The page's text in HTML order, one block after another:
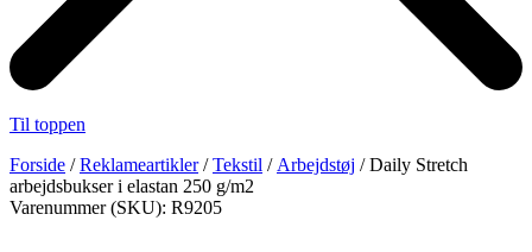
Til toppen
Forside /Reklameartikler/Tekstil / Arbejdstøj / Daily Stretch
arbejdsbukser i elastan 250 g/m2
Varenummer (SKU): R9205